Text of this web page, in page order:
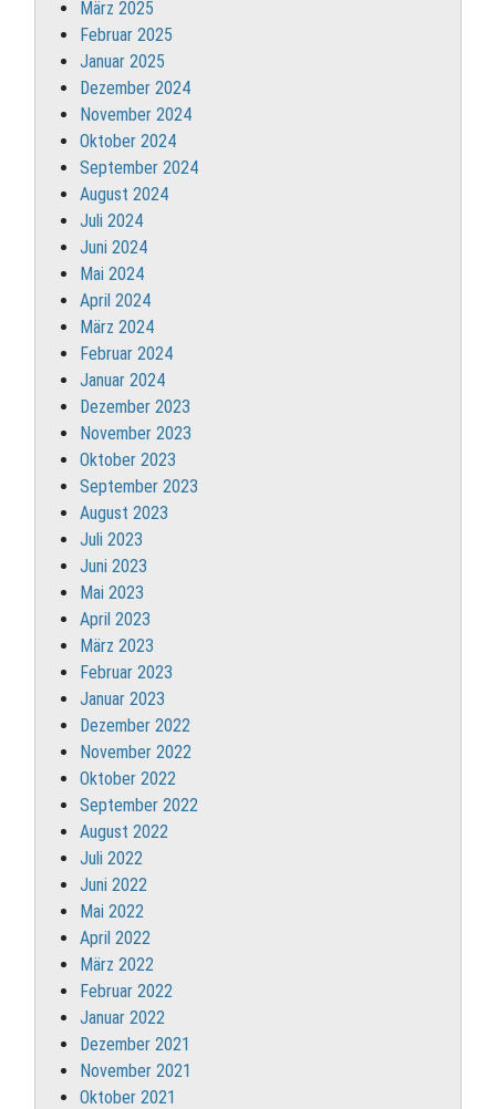
März 2025
Februar 2025
Januar 2025
Dezember 2024
November 2024
Oktober 2024
September 2024
August 2024
Juli 2024
Juni 2024
Mai 2024
April 2024
März 2024
Februar 2024
Januar 2024
Dezember 2023
November 2023
Oktober 2023
September 2023
August 2023
Juli 2023
Juni 2023
Mai 2023
April 2023
März 2023
Februar 2023
Januar 2023
Dezember 2022
November 2022
Oktober 2022
September 2022
August 2022
Juli 2022
Juni 2022
Mai 2022
April 2022
März 2022
Februar 2022
Januar 2022
Dezember 2021
November 2021
Oktober 2021